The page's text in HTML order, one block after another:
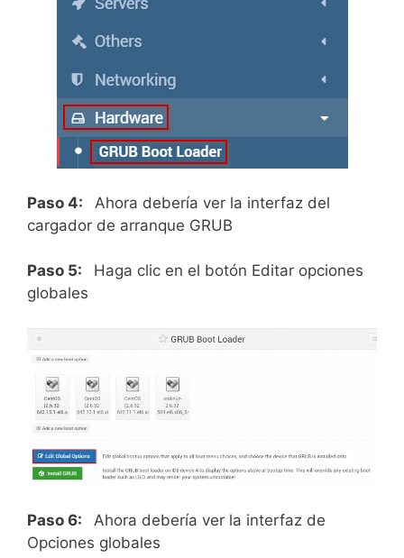
Paso 4:
Ahora debería ver la interfaz del
cargador de arranque GRUB
Paso 5:
Haga clic en el botón Editar opciones
globales
Paso 6:
Ahora debería ver la interfaz de
Opciones globales